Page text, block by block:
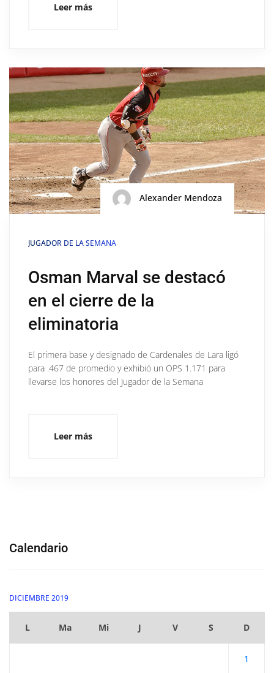
Leer más
Alexander Mendoza
JUGADOR DE LA SEMANA
Osman Marval se destacó
en el cierre de la
eliminatoria
El primera base y designado de Cardenales de Lara ligó
para .467 de promedio y exhibió un OPS 1.171 para
llevarse los honores del Jugador de la Semana
Leer más
Calendario
DICIEMBRE 2019
L Ma Mi J V S D
1